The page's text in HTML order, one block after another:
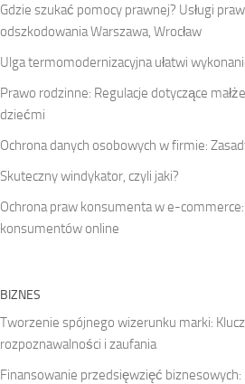
Gdzie szukać pomocy prawnej? Usługi
odszkodowania Warszawa, Wrocław
Ulga termomodernizacyjna ułatwi
Prawo rodzinne: Regulacje dotyczące
dziećmi
Ochrona danych osobowych w firmie:
Skuteczny windykator, czyli jaki?
Ochrona praw konsumenta w e-
konsumentów online
BIZNES
Tworzenie spójnego wizerunku marki:
rozpoznawalności i zaufania
Finansowanie przedsięwzięć biznesowych: